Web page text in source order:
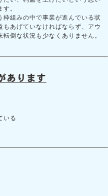
。
組みの中で事業が進んでいる状
あげていなければならず、アウ
倒な状況も少なくありません。
いる